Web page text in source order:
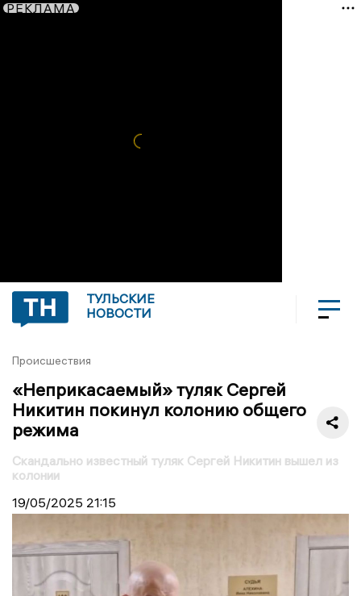
РЕКЛАМА
ТУЛЬСКИЕ
НОВОСТИ
Происшествия
«Неприкасаемый» туляк Сергей
Никитин покинул колонию общего
режима
Скандально известный туляк Сергей Никитин вышел из
колонии
19/05/2025 21:15